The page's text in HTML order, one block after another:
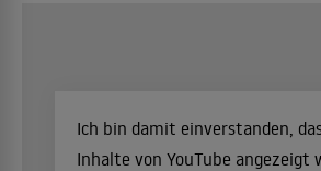
Ich bin damit einverstanden,
Inhalte von YouTube angezeigt